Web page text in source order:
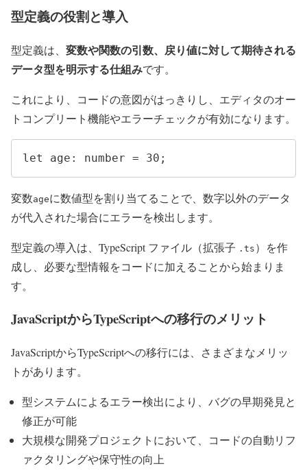
型定義の役割と導入
型定義は、 変数や関数の引数、戻り値に対して期待される
データ型を明示する仕組みです。
これにより、コードの意図がはっきりし、エディタのオー
トコンプリート機能やエラーチェックが有効になります。
let age: number = 30;
変数ageに数値型を割り当てることで、数字以外のデータ
が代入された場合にエラーを検出します。
型定義の導入は、TypeScript ファイル（拡張子 .ts ）を作
成し、必要な型情報をコードに加えることから始まりま
す。
JavaScriptからTypeScriptへの移行のメリット
JavaScriptからTypeScriptへの移行には、さまざまなメリッ
トがあります。
型システムによるエラー検出により、バグの早期発見と
修正が可能
大規模な開発プロジェクトにおいて、コードの自動リフ
ァクタリングや保守性の向上